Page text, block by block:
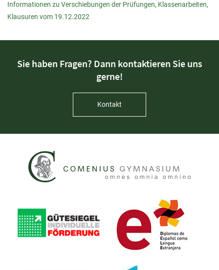
Informationen zu Verschiebungen der Prüfungen, Klassenarbeiten,
Klausuren vom 19.12.2022
Sie haben Fragen? Dann kontaktieren Sie uns
gerne!
Kontakt